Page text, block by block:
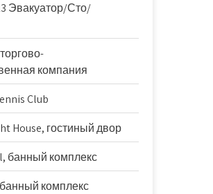
Эвакуатор/Сто/
компания
Club
House, гостиный двор
банный комплекс
комплекс